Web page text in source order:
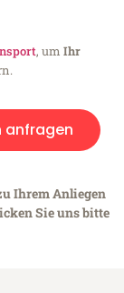
, um Ihr
anfragen
Ihrem Anliegen
Sie uns bitte